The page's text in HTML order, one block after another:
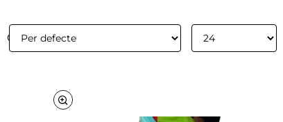
Ordenar per: Mostrar: